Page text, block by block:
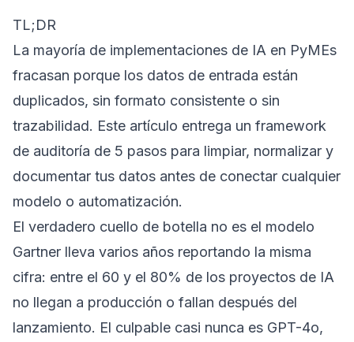
TL;DR
La mayoría de implementaciones de IA en PyMEs
fracasan porque los datos de entrada están
duplicados, sin formato consistente o sin
trazabilidad. Este artículo entrega un framework
de auditoría de 5 pasos para limpiar, normalizar y
documentar tus datos antes de conectar cualquier
modelo o automatización.
El verdadero cuello de botella no es el modelo
Gartner lleva varios años reportando la misma
cifra: entre el 60 y el 80% de los proyectos de IA
no llegan a producción o fallan después del
lanzamiento. El culpable casi nunca es GPT-4o,